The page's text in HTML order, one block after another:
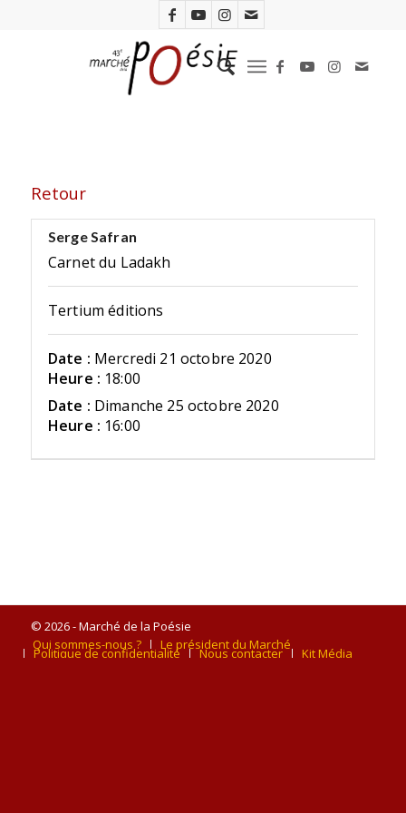
Retour
Serge Safran
Carnet du Ladakh
Tertium éditions
Date : Mercredi 21 octobre 2020
Heure : 18:00
Date : Dimanche 25 octobre 2020
Heure : 16:00
© 2026 - Marché de la Poésie
Qui sommes-nous ?
Le président du Marché
Politique de confidentialité Nous contacter Kit Média